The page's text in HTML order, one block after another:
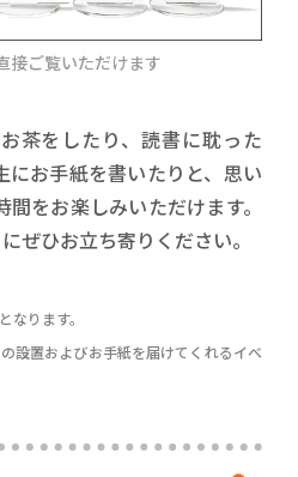
接ご覧いただけます
茶をしたり、読書に耽った
にお手紙を書いたりと、思い
をお楽しみいただけます。
ぜひお立ち寄りください。
ります。
設置およびお手紙を届けてくれるイベ